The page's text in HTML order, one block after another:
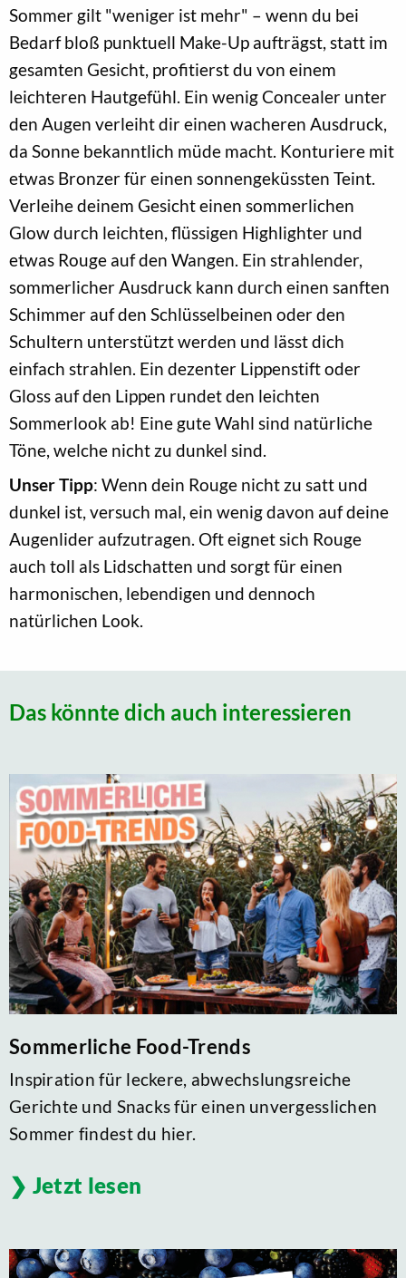
Sommer gilt "weniger ist mehr" – wenn du bei
Bedarf bloß punktuell Make-Up aufträgst, statt im
gesamten Gesicht, profitierst du von einem
leichteren Hautgefühl. Ein wenig Concealer unter
den Augen verleiht dir einen wacheren Ausdruck,
da Sonne bekanntlich müde macht. Konturiere mit
etwas Bronzer für einen sonnengeküssten Teint.
Verleihe deinem Gesicht einen sommerlichen
Glow durch leichten, flüssigen Highlighter und
etwas Rouge auf den Wangen. Ein strahlender,
sommerlicher Ausdruck kann durch einen sanften
Schimmer auf den Schlüsselbeinen oder den
Schultern unterstützt werden und lässt dich
einfach strahlen. Ein dezenter Lippenstift oder
Gloss auf den Lippen rundet den leichten
Sommerlook ab! Eine gute Wahl sind natürliche
Töne, welche nicht zu dunkel sind.
Unser Tipp: Wenn dein Rouge nicht zu satt und
dunkel ist, versuch mal, ein wenig davon auf deine
Augenlider aufzutragen. Oft eignet sich Rouge
auch toll als Lidschatten und sorgt für einen
harmonischen, lebendigen und dennoch
natürlichen Look.
Das könnte dich auch interessieren
Sommerliche Food-Trends
Inspiration für leckere, abwechslungsreiche
Gerichte und Snacks für einen unvergesslichen
Sommer findest du hier.
Jetzt lesen